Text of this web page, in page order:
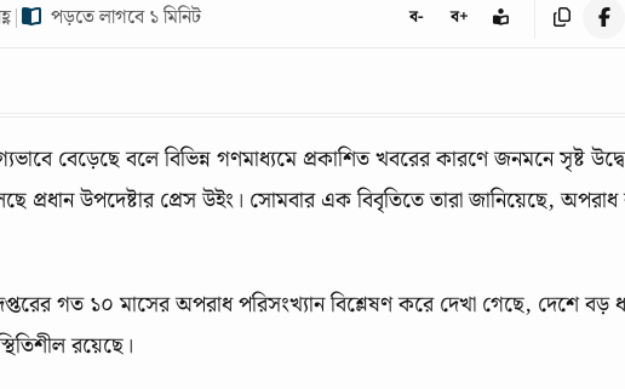
| পড়তে লাগবে ১ মিনিট ব- ব+
বেড়েছে বলে বিভিন্ন গণমাধ্যমে প্রকাশিত খবরের কারণে জনমনে সৃষ্ট
প্রধান উপদেষ্টার প্রেস উইং। সোমবার এক বিবৃতিতে তারা জানিয়েছে, অপরাধ
গত ১০ মাসের অপরাধ পরিসংখ্যান বিশ্লেষণ করে দেখা গেছে, দেশে
রয়েছে।